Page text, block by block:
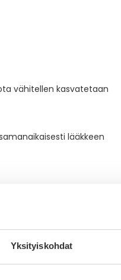
Yksityiskohdat
vähitellen kasvatetaan
lääkkeen